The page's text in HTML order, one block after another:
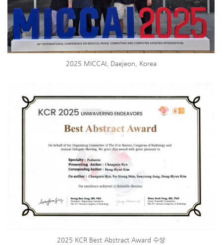
2025 MICCAI, Daejeon, Korea
2025 KCR Best Abstract Award 수상